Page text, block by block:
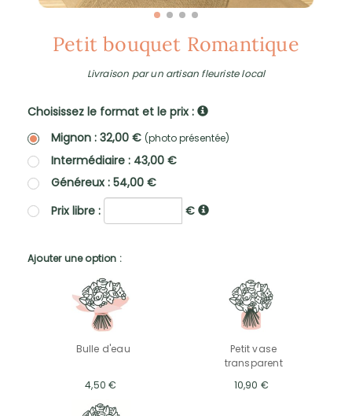
Petit bouquet Romantique
Livraison par un artisan fleuriste local
Choisissez le format et le prix :
Mignon : 32,00 € (photo présentée)
Intermédiaire : 43,00 €
Généreux : 54,00 €
Prix libre :
€
Ajouter une option :
Bulle d'eau
4,50 €
Petit vase
transparent
10,90 €